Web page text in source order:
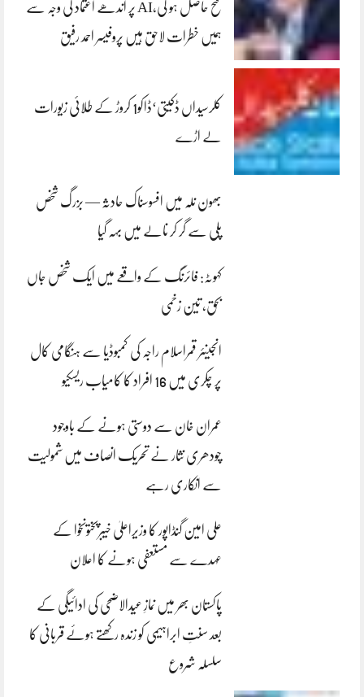
فتح حاصل ہو گی،AI پر اندھے اعتماد کی وجہ سے
ہمیں خطرات لاحق ہیں پروفیسر احمد رفیق
کلرسیداں ڈکیتی‘ڈاکو1 کروڑ کے طلائی زیورات
لے اڑے
بھون نلہ میں افسوسناک حادثہ — بزرگ شخص
پلی سے گر کر نالے میں بہہ گیا
کہوٹہ: فائرنگ کے واقعے میں ایک شخص جاں
بحق، تین زخمی
انجینئر قمراسلام راجہ کی کمبوڈیا سے ہنگامی کال
پر چکری میں 16 افراد کا کامیاب ریسکیو
عمران خان سے دوستی ہونے کے باوجود
چودھری نثار نے تحریک انصاف میں شمولیت
سے انکاری رہے
علی امین گنڈاپور کا وزیراعلیٰ خیبرپختونخوا کے
عہدے سے مستعفی ہونے کا اعلان
پاکستان بھر میں نمازِ عیدالاضحی کی ادائیگی کے
بعد سنتِ ابراہیمی کو زندہ رکھتے ہوئے قربانی کا
سلسلہ شروع